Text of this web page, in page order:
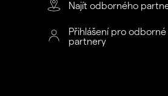
Najít odborného
Přihlášení pro odborné
partnery